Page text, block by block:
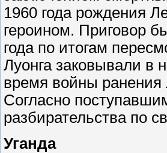
1960 года рождения
героином. Приговор
года по итогам
Луонга заковывали в
время войны ранения
Согласно
разбирательства по
Уганда